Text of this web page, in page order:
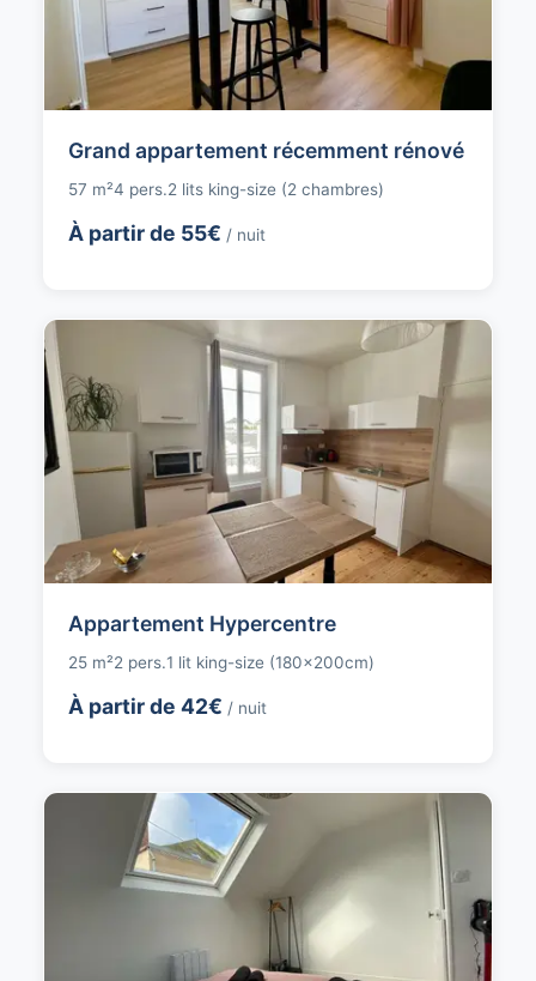
Grand appartement récemment rénové
57 m²4 pers.2 lits king-size (2 chambres)
À partir de 55€ / nuit
Appartement Hypercentre
25 m²2 pers.1 lit king-size (180x200cm)
À partir de 42€ / nuit